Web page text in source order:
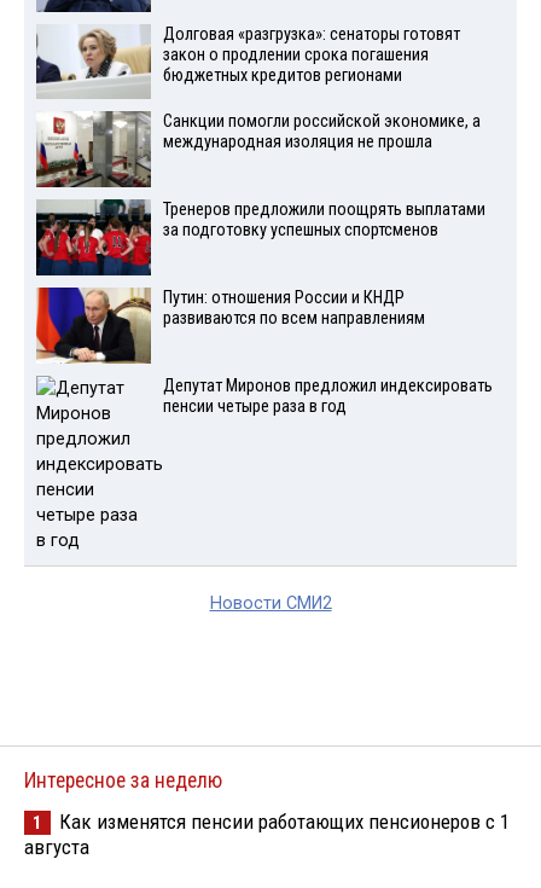
Долговая «разгрузка»: сенаторы готовят
закон о продлении срока погашения
бюджетных кредитов регионами
Санкции помогли российской экономике, а
международная изоляция не прошла
Тренеров предложили поощрять выплатами
за подготовку успешных спортсменов
Путин: отношения России и КНДР
развиваются по всем направлениям
Депутат Миронов предложил индексировать
пенсии четыре раза в год
Новости СМИ2
Интересное за неделю
1
Как изменятся пенсии работающих пенсионеров с 1
августа